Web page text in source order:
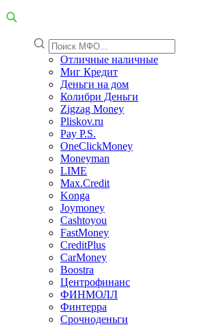
Отличные наличные
Миг Кредит
Деньги на дом
Колибри Деньги
Zigzag Money
Pliskov.ru
Pay P.S.
OneClickMoney
Moneyman
LIME
Max.Credit
Konga
Joymoney
Cashtoyou
FastMoney
CreditPlus
CarMoney
Boostra
Центрофинанс
ФИНМОЛЛ
Финтерра
Срочноденьги